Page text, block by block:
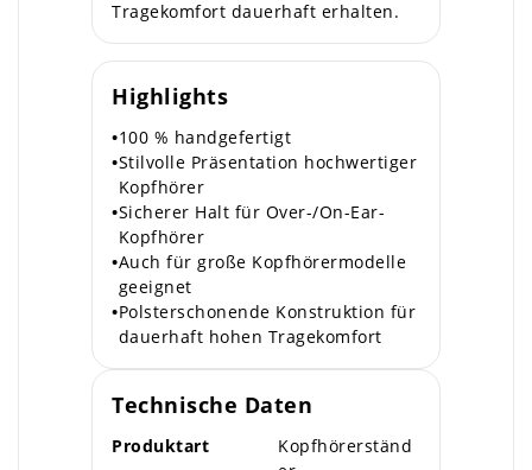
Tragekomfort dauerhaft erhalten.
Highlights
•100 % handgefertigt
•Stilvolle Präsentation hochwertiger
Kopfhörer
•Sicherer Halt für Over-/On-Ear-
Kopfhörer
•Auch für große Kopfhörermodelle
geeignet
•Polsterschonende Konstruktion für
dauerhaft hohen Tragekomfort
Technische Daten
Produktart
Kopfhörerständ